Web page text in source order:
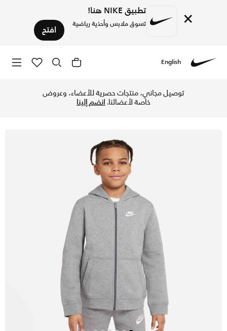
× تطبيق NIKE هنا!
تسوق ملابس وأحذية رياضية افتح
English
توصيل مجاني، منتجات حصرية للأعضاء، وعروض
خاصة لأعضائنا.انضم إلينا